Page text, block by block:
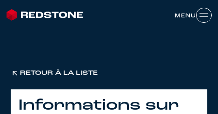
MENU
RETOUR À LA LISTE
Informations sur